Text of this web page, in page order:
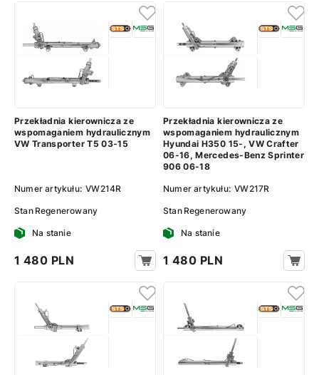
Przekładnia kierownicza ze
wspomaganiem hydraulicznym
VW Transporter T5 03-15
Numer artykułu: VW214R
Stan Regenerowany
Na stanie
1 480 PLN
Przekładnia kierownicza ze
wspomaganiem hydraulicznym
Hyundai H350 15-, VW Crafter
06-16, Mercedes-Benz Sprinter
906 06-18
Numer artykułu: VW217R
Stan Regenerowany
Na stanie
1 480 PLN